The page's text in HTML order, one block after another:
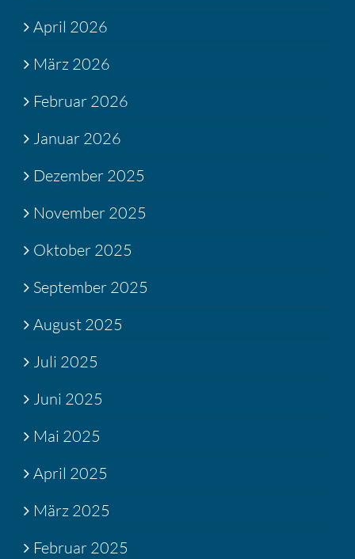
April 2026
März 2026
Februar 2026
Januar 2026
Dezember 2025
November 2025
Oktober 2025
September 2025
August 2025
Juli 2025
Juni 2025
Mai 2025
April 2025
März 2025
Februar 2025